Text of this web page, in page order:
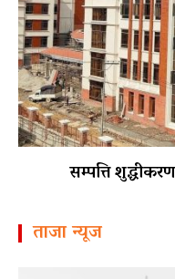
सम्पत्ति
ताजा न्यूज